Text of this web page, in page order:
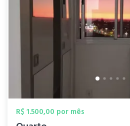
R$ 1.500,00 por mês